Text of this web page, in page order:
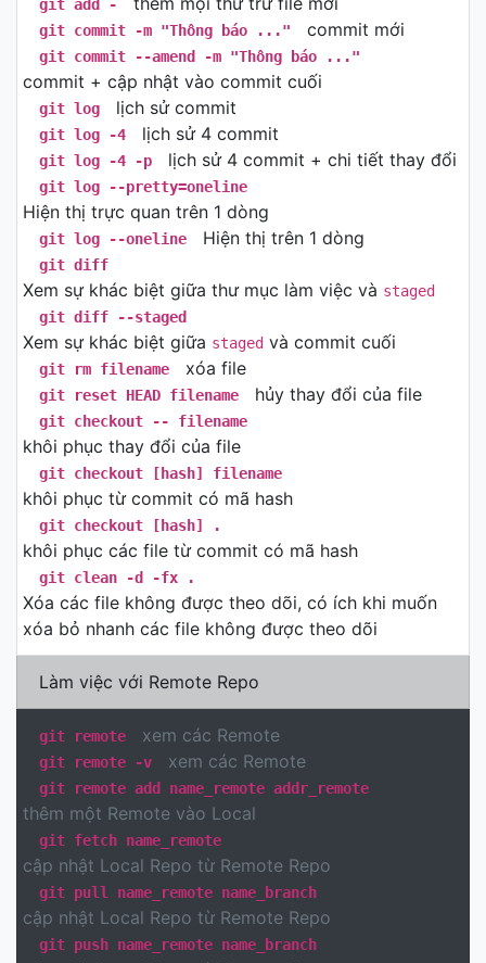
git add -
git commit -m "Thông báo ..." commit mới
git commit --amend -m "Thông báo ..."
commit + cập nhật vào commit cuối
git log lịch sử commit
git log -4 lịch sử 4 commit
git log -4 -p lịch sử 4 commit + chi tiết thay đổi
git log --pretty=oneline
Hiện thị trực quan trên 1 dòng
git log --oneline Hiện thị trên 1 dòng
git diff
Xem sự khác biệt giữa thư mục làm việc và staged
git diff --staged
Xem sự khác biệt giữa staged và commit cuối
git rm filename xóa file
git reset HEAD filename hủy thay đổi của file
git checkout -- filename
khôi phục thay đổi của file
git checkout [hash] filename
khôi phục từ commit có mã hash
git checkout [hash] .
khôi phục các file từ commit có mã hash
git clean -d -fx .
Xóa các file không được theo dõi, có ích khi muốn
xóa bỏ nhanh các file không được theo dõi
Làm việc với Remote Repo
git remote xem các Remote
git remote -v xem các Remote
git remote add name_remote addr_remote
thêm một Remote vào Local
git fetch name_remote
cập nhật Local Repo từ Remote Repo
git pull name_remote name_branch
cập nhật Local Repo từ Remote Repo
git push name_remote name_branch